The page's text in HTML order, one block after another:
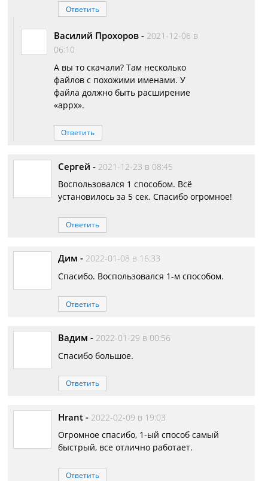
Ответить
Василий Прохоров - 2021-12-06 в
06:10
А вы то скачали? Там несколько
файлов с похожими именами. У
файла должно быть расширение
«appx».
Ответить
Сергей - 2021-12-23 в 08:45
Воспользовался 1 способом. Всё
установилось за 5 сек. Спасибо огромное!
Ответить
Дим - 2022-01-08 в 16:33
Спасибо. Воспользовался 1-м способом.
Ответить
Вадим - 2022-01-29 в 00:56
Спасибо большое.
Ответить
Hrant - 2022-02-09 в 19:03
Огромное спасибо, 1-ый способ самый
быстрый, все отлично работает.
Ответить